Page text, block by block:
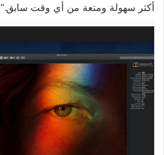
أكثر سهولة ومتعة من أي وقت سابق.”